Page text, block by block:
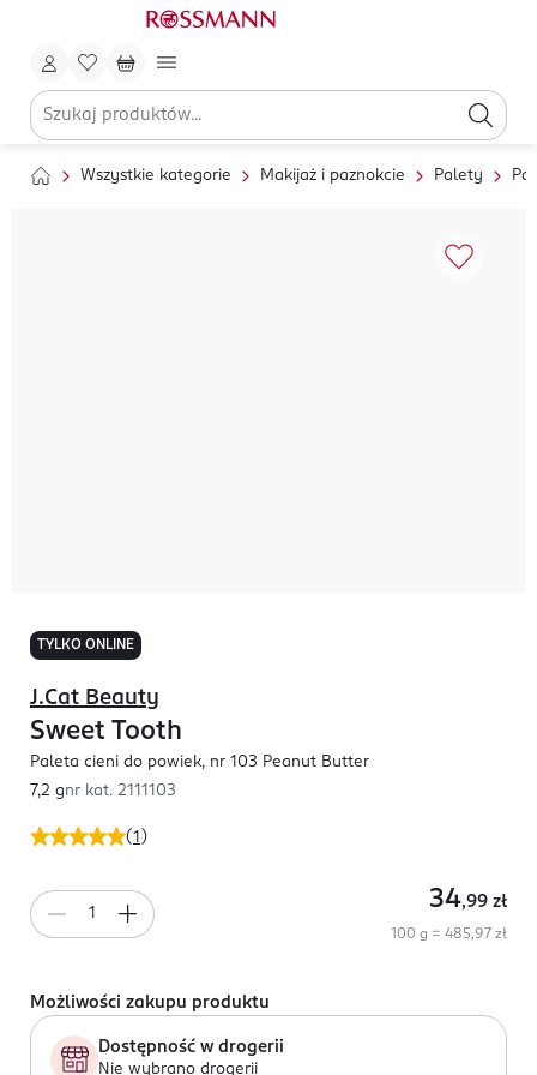
Wszystkie kategorie Makijaż i paznokcie Palety
TYLKO ONLINE
(1 )
J.Cat Beauty
Sweet Tooth
Paleta cieni do powiek, nr 103 Peanut Butter
7,2 gnr kat. 2111103
34,99 zł
100 g = 485,97 zł
Możliwości zakupu produktu
Dostępność w drogerii
Nie wybrano drogerii